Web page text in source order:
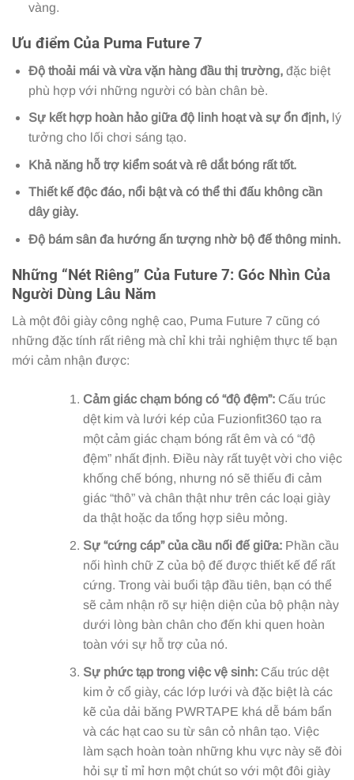
vàng.
Ưu điểm Của Puma Future 7
Độ thoải mái và vừa vặn hàng đầu thị trường,đặc biệt
phù hợp với những người có bàn chân bè.
Sự kết hợp hoàn hảo giữa độ linh hoạt và sự ổn định,lý
tưởng cho lối chơi sáng tạo.
Khả năng hỗ trợ kiểm soát và rê dắt bóng rất tốt.
Thiết kế độc đáo, nổi bật và có thể thi đấu không cần
dây giày.
Độ bám sân đa hướng ấn tượng nhờ bộ đế thông minh.
Những “Nét Riêng” Của Future 7: Góc Nhìn Của
Người Dùng Lâu Năm
Là một đôi giày công nghệ cao, Puma Future 7 cũng có
những đặc tính rất riêng mà chỉ khi trải nghiệm thực tế bạn
mới cảm nhận được:
Cảm giác chạm bóng có “độ đệm”:Cấu trúc
dệt kim và lưới kép của Fuzionfit360 tạo ra
một cảm giác chạm bóng rất êm và có “độ
đệm” nhất định. Điều này rất tuyệt vời cho việc
khống chế bóng, nhưng nó sẽ thiếu đi cảm
giác “thô” và chân thật như trên các loại giày
da thật hoặc da tổng hợp siêu mỏng.
Sự “cứng cáp” của cầu nối đế giữa:Phần cầu
nối hình chữ Z của bộ đế được thiết kế để rất
cứng. Trong vài buổi tập đầu tiên, bạn có thể
sẽ cảm nhận rõ sự hiện diện của bộ phận này
dưới lòng bàn chân cho đến khi quen hoàn
toàn với sự hỗ trợ của nó.
Sự phức tạp trong việc vệ sinh:Cấu trúc dệt
kim ở cổ giày, các lớp lưới và đặc biệt là các
kẽ của dải băng PWRTAPE khá dễ bám bẩn
và các hạt cao su từ sân cỏ nhân tạo. Việc
làm sạch hoàn toàn những khu vực này sẽ đòi
hỏi sự tỉ mỉ hơn một chút so với một đôi giày